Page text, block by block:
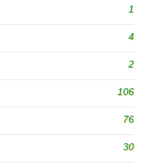
1
4
2
106
76
30